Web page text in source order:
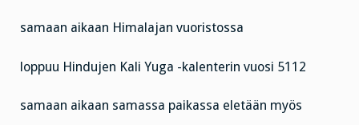
samaan aikaan Himalajan vuoristossa
loppuu Hindujen Kali Yuga -kalenterin vuosi 5112
samaan aikaan samassa paikassa eletään myös